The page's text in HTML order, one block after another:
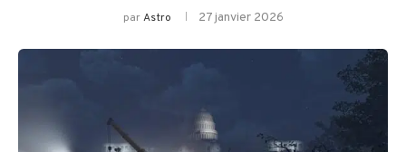
parAstro 27 janvier 2026